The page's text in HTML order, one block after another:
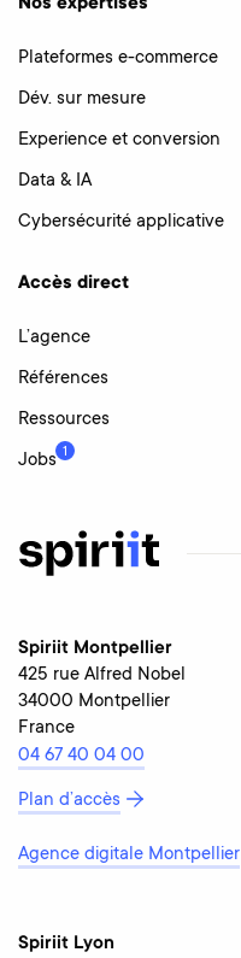
Plateformes e-commerce
Dév. sur mesure
Experience et conversion
Data & IA
Cybersécurité applicative
Accès direct
L’agence
Références
Ressources
Jobs 1
Spiriit Montpellier
425 rue Alfred Nobel
34000 Montpellier
France
04 67 40 04 00
Plan d’accès
Agence digitale Montpellier
Spiriit Lyon